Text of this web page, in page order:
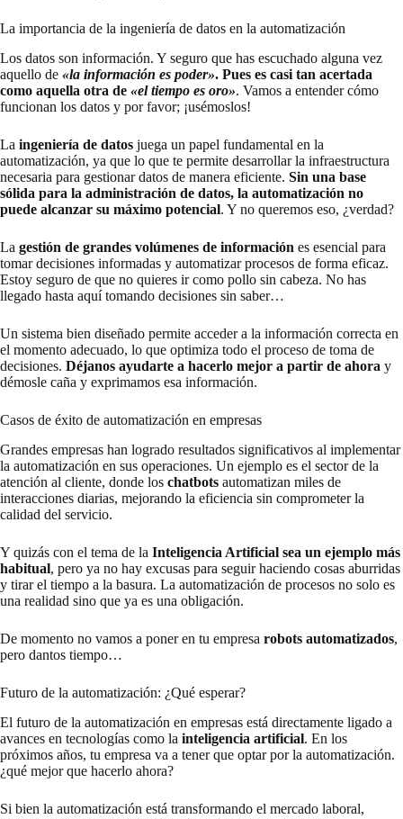
La importancia de la ingeniería de datos en la automatización
Los datos son información. Y seguro que has escuchado alguna vez
aquello de «la información es poder». Pues es casi tan acertada
como aquella otra de «el tiempo es oro». Vamos a entender cómo
funcionan los datos y por favor; ¡usémoslos!
La ingeniería de datos juega un papel fundamental en la
automatización, ya que lo que te permite desarrollar la infraestructura
necesaria para gestionar datos de manera eficiente. Sin una base
sólida para la administración de datos, la automatización no
puede alcanzar su máximo potencial. Y no queremos eso, ¿verdad?
La gestión de grandes volúmenes de información es esencial para
tomar decisiones informadas y automatizar procesos de forma eficaz.
Estoy seguro de que no quieres ir como pollo sin cabeza. No has
llegado hasta aquí tomando decisiones sin saber…
Un sistema bien diseñado permite acceder a la información correcta en
el momento adecuado, lo que optimiza todo el proceso de toma de
decisiones. Déjanos ayudarte a hacerlo mejor a partir de ahora y
démosle caña y exprimamos esa información.
Casos de éxito de automatización en empresas
Grandes empresas han logrado resultados significativos al implementar
la automatización en sus operaciones. Un ejemplo es el sector de la
atención al cliente, donde los chatbots automatizan miles de
interacciones diarias, mejorando la eficiencia sin comprometer la
calidad del servicio.
Y quizás con el tema de la Inteligencia Artificial sea un ejemplo más
habitual, pero ya no hay excusas para seguir haciendo cosas aburridas
y tirar el tiempo a la basura. La automatización de procesos no solo es
una realidad sino que ya es una obligación.
De momento no vamos a poner en tu empresa robots automatizados,
pero dantos tiempo…
Futuro de la automatización: ¿Qué esperar?
El futuro de la automatización en empresas está directamente ligado a
avances en tecnologías como la inteligencia artificial. En los
próximos años, tu empresa va a tener que optar por la automatización.
¿qué mejor que hacerlo ahora?
Si bien la automatización está transformando el mercado laboral,